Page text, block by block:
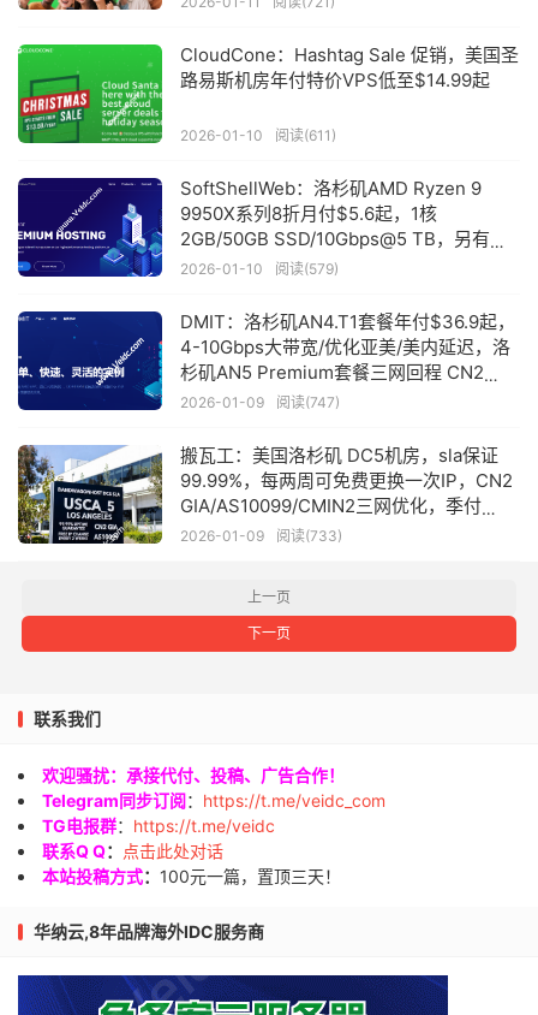
CloudCone：Hashtag Sale 促销，美国圣
路易斯机房年付特价VPS低至$14.99起
2026-01-10 阅读(611)
SoftShellWeb：洛杉矶AMD Ryzen 9
9950X系列8折月付$5.6起，1核
2GB/50GB SSD/10Gbps@5 TB，另有特
价VPS年付$23.95
2026-01-10 阅读(579)
DMIT：洛杉矶AN4.T1套餐年付$36.9起，
4-10Gbps大带宽/优化亚美/美内延迟，洛
杉矶AN5 Premium套餐三网回程 CN2
GIA，月付$9.99起
2026-01-09 阅读(747)
搬瓦工：美国洛杉矶 DC5机房，sla保证
99.99%，每两周可免费更换一次IP，CN2
GIA/AS10099/CMIN2三网优化，季付
$65.89起
2026-01-09 阅读(733)
上一页
下一页
联系我们
欢迎骚扰：承接代付、投稿、广告合作！
Telegram同步订阅： https://t.me/veidc_com
TG电报群： https://t.me/veidc
联系Q Q：
点击此处对话
本站投稿方式： 100元一篇，置顶三天！
华纳云,8年品牌海外IDC服务商